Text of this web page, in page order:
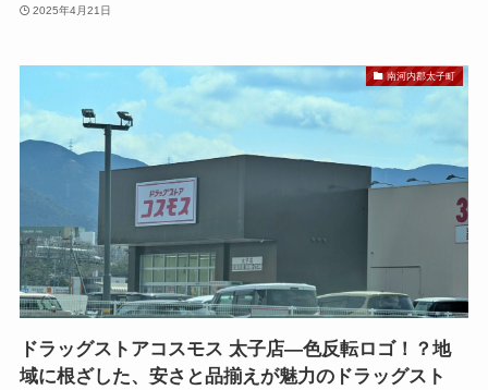
2025年4月21日
南河内郡太子町
ドラッグストアコスモス 太子店—色反転ロゴ！？地
域に根ざした、安さと品揃えが魅力のドラッグスト